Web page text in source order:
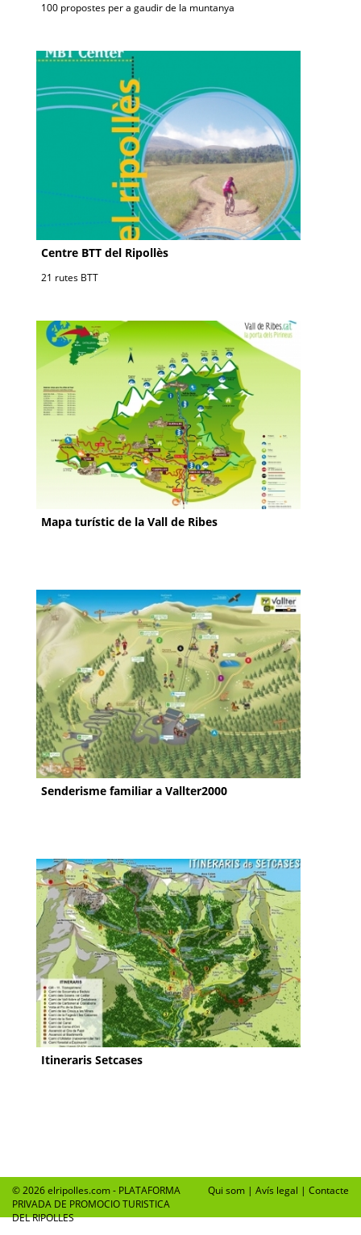
100 propostes per a gaudir de la muntanya
Centre BTT del Ripollès
21 rutes BTT
Mapa turístic de la Vall de Ribes
Senderisme familiar a Vallter2000
Itineraris Setcases
© 2026 elripolles.com - PLATAFORMA
PRIVADA DE PROMOCIO TURISTICA
DEL RIPOLLES
Qui som | Avís legal | Contacte